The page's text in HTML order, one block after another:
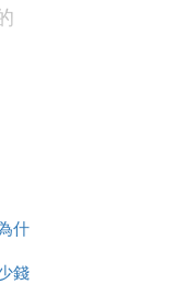
人
絕
人很
什
錢